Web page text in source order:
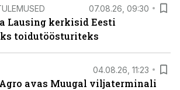
07.08.26, 09:30
Lausing kerkisid Eesti
toidutöösturiteks
04.08.26, 11:23
avas Muugal viljaterminali